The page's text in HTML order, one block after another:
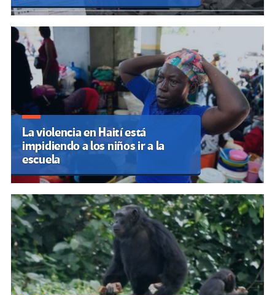
La violencia en Haití está
impidiendo a los niños ir a la
escuela